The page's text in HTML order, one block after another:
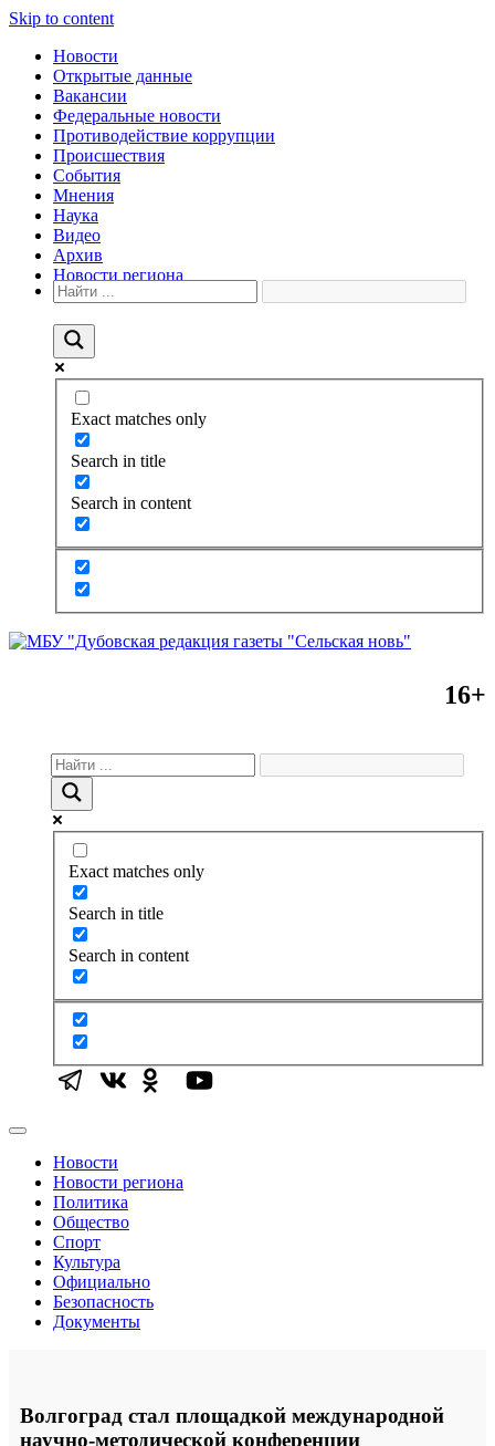
Skip to content
Новости
Открытые данные
Вакансии
Федеральные новости
Противодействие коррупции
Происшествия
События
Мнения
Наука
Видео
Архив
Новости региона
Exact matches only
Search in title
Search in content
16+
Exact matches only
Search in title
Search in content
Новости
Новости региона
Политика
Общество
Спорт
Культура
Официально
Безопасность
Документы
Волгоград стал площадкой международной
научно-методической конференции